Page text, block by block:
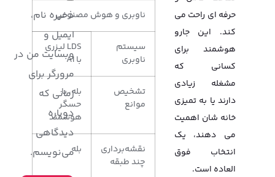
حرفه ای راحت می
کند. این جارو
هوشمند برای
کسانی که
مشغله زیادی
دارند یا به تمیزی
خانه شان اهمیت
می دهند، یک
انتخاب فوق
العاده است.
ناوبری و هوش مصنوعی
سیستم
ناوبری
LDS لیزری
با AI
تشخیص
موانع
بله، با
حسگر
هوشمند
نقشه‌برداری
چند طبقه
بله
ذخیره نام،
ایمیل و
وبسایت من در
مرورگر برای
زمانی که
دوباره
دیدگاهی
می‌نویسم.